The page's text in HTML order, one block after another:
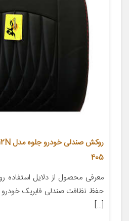
405
معرفی محصول از دلایل
حفظ نظافت صندلی فابریک خودرو
[…]